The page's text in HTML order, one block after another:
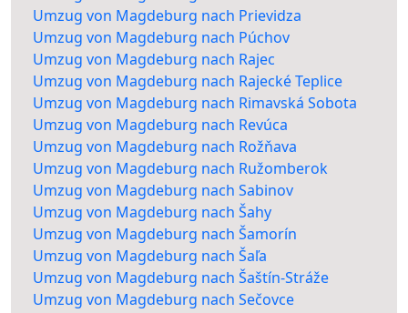
Umzug von Magdeburg nach Prievidza
Umzug von Magdeburg nach Púchov
Umzug von Magdeburg nach Rajec
Umzug von Magdeburg nach Rajecké Teplice
Umzug von Magdeburg nach Rimavská Sobota
Umzug von Magdeburg nach Revúca
Umzug von Magdeburg nach Rožňava
Umzug von Magdeburg nach Ružomberok
Umzug von Magdeburg nach Sabinov
Umzug von Magdeburg nach Šahy
Umzug von Magdeburg nach Šamorín
Umzug von Magdeburg nach Šaľa
Umzug von Magdeburg nach Šaštín-Stráže
Umzug von Magdeburg nach Sečovce